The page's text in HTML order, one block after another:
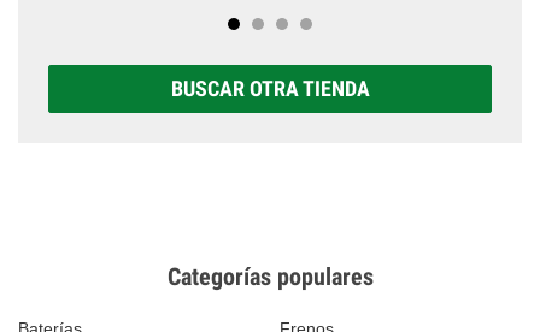
BUSCAR OTRA TIENDA
Categorías populares